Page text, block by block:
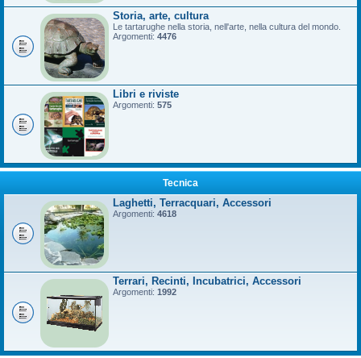
Storia, arte, cultura
Le tartarughe nella storia, nell'arte, nella cultura del mondo.
Argomenti: 4476
Libri e riviste
Argomenti: 575
Tecnica
Laghetti, Terracquari, Accessori
Argomenti: 4618
Terrari, Recinti, Incubatrici, Accessori
Argomenti: 1992